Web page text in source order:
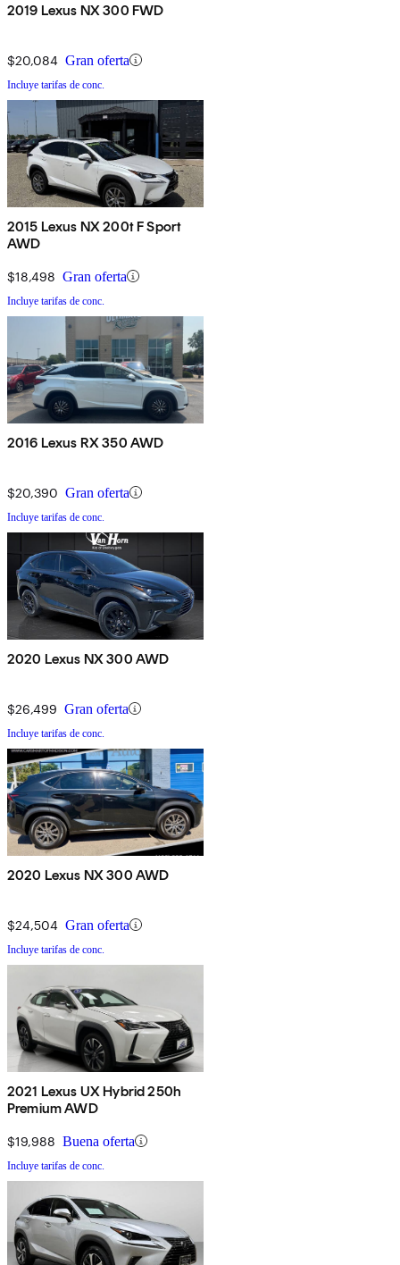
2019 Lexus NX 300 FWD
$20,084 Gran oferta
Incluye tarifas de conc.
2015 Lexus NX 200t F Sport
AWD
$18,498 Gran oferta
Incluye tarifas de conc.
2016 Lexus RX 350 AWD
$20,390 Gran oferta
Incluye tarifas de conc.
2020 Lexus NX 300 AWD
$26,499 Gran oferta
Incluye tarifas de conc.
2020 Lexus NX 300 AWD
$24,504 Gran oferta
Incluye tarifas de conc.
2021 Lexus UX Hybrid 250h
Premium AWD
$19,988 Buena oferta
Incluye tarifas de conc.